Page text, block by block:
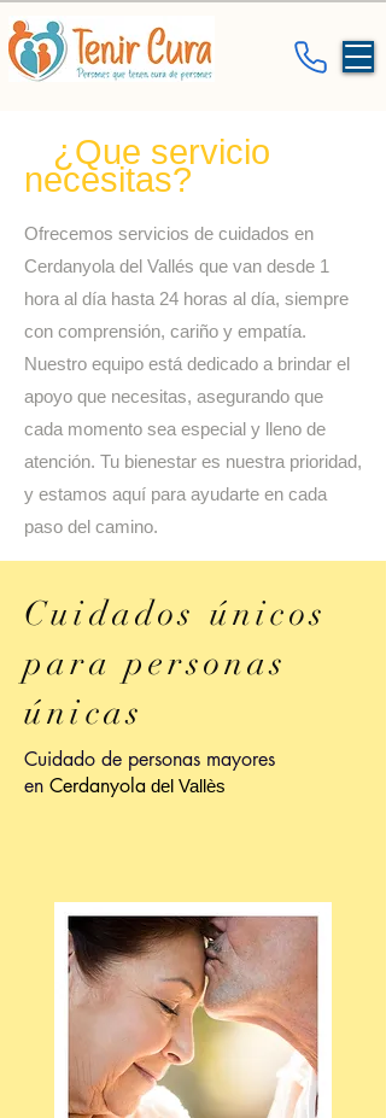
¿Que servicio
necesitas?
Ofrecemos servicios de cuidados en
Cerdanyola del Vallés que van desde 1
hora al día hasta 24 horas al día, siempre
con comprensión, cariño y empatía.
Nuestro equipo está dedicado a brindar el
apoyo que necesitas, asegurando que
cada momento sea especial y lleno de
atención. Tu bienestar es nuestra prioridad,
y estamos aquí para ayudarte en cada
paso del camino.
Cuidados únicos
para personas
únicas
Cuidado de personas mayores
en Cerdanyola del Vallès